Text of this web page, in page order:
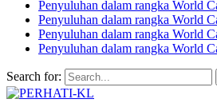
Penyuluhan dalam rangka World
Penyuluhan dalam rangka World
Penyuluhan dalam rangka World
Penyuluhan dalam rangka World
Search for: